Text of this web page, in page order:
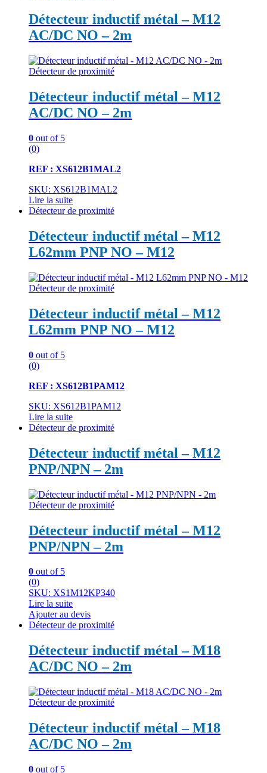
Détecteur inductif métal – M12
AC/DC NO – 2m
Détecteur de proximité
Détecteur inductif métal – M12
AC/DC NO – 2m
0 out of 5
(0)
REF : XS612B1MAL2
SKU: XS612B1MAL2
Lire la suite
Détecteur de proximité
Détecteur inductif métal – M12
L62mm PNP NO – M12
Détecteur de proximité
Détecteur inductif métal – M12
L62mm PNP NO – M12
0 out of 5
(0)
REF : XS612B1PAM12
SKU: XS612B1PAM12
Lire la suite
Détecteur de proximité
Détecteur inductif métal – M12
PNP/NPN – 2m
Détecteur de proximité
Détecteur inductif métal – M12
PNP/NPN – 2m
0 out of 5
(0)
SKU: XS1M12KP340
Lire la suite
Ajouter au devis
Détecteur de proximité
Détecteur inductif métal – M18
AC/DC NO – 2m
Détecteur de proximité
Détecteur inductif métal – M18
AC/DC NO – 2m
0 out of 5